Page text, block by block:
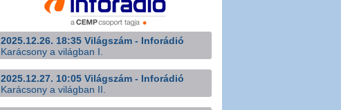
2025.12.26. 18:35 Világszám - Inforádió
Karácsony a világban I.
2025.12.27. 10:05 Világszám - Inforádió
Karácsony a világban II.